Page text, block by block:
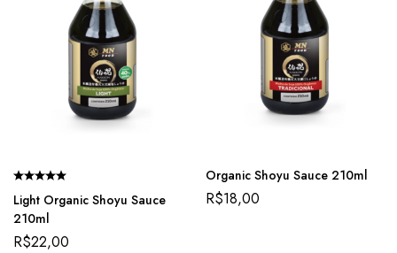
Light Organic Shoyu Sauce
210ml
R$22,00
Organic Shoyu Sauce 210ml
R$18,00